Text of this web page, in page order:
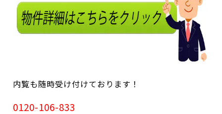
内覧も随時受け付けております！
0120-106-833